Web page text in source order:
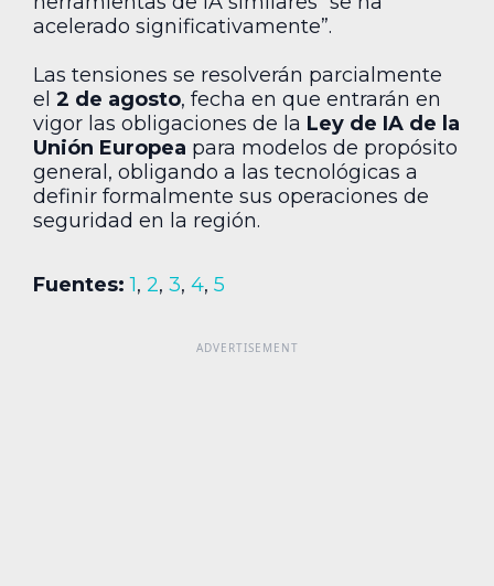
acelerado significativamente”.
Las tensiones se resolverán parcialmente
el 2 de agosto, fecha en que entrarán en
vigor las obligaciones de la Ley de IA de la
Unión Europea para modelos de propósito
general, obligando a las tecnológicas a
definir formalmente sus operaciones de
seguridad en la región.
Fuentes: 1, 2, 3, 4, 5